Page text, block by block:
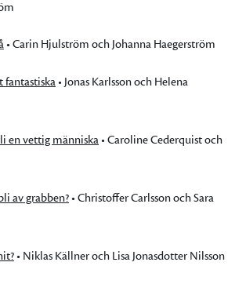
• Carin Hjulström och Johanna Haegerström
fantastiska• Jonas Karlsson och Helena
en vettig människa• Caroline Cederquist och
av grabben?• Christoffer Carlsson och Sara
• Niklas Källner och Lisa Jonasdotter Nilsson